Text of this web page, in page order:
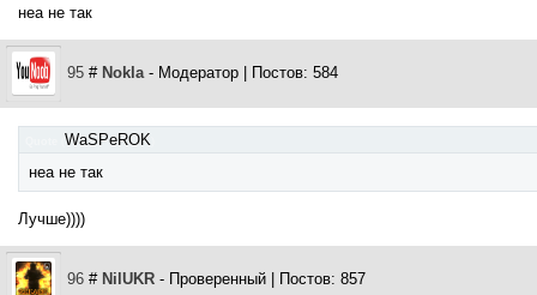
неа не так
95 # Nokla- Модератор | Постов: 584
WaSPeROK
неа не так
Лучше))))
96 # NilUKR - Проверенный | Постов: 857